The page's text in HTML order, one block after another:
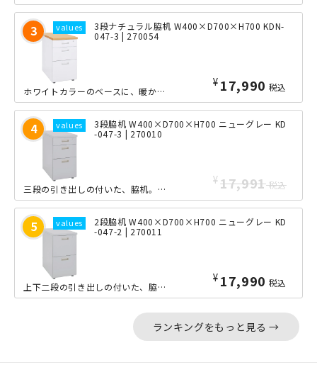
3段ナチュラル脇机 W400×D700×H700 KDN-
047-3 | 270054
¥ 17,990 税込
ホワイトカラーのベースに、暖かみのある「木目調天板」を採用した、三段引き出し型の...
3段脇机 W400×D700×H700 ニューグレー KD
-047-3 | 270010
¥17,991税込
三段の引き出しの付いた、脇机。高さが700mmと、標準的なデスクやテーブルと同じ...
2段脇机 W400×D700×H700 ニューグレー KD
-047-2 | 270011
¥ 17,990 税込
上下二段の引き出しの付いた、脇机。高さが700mmと、標準的なデスクやテーブルと...
ランキングをもっと見る →